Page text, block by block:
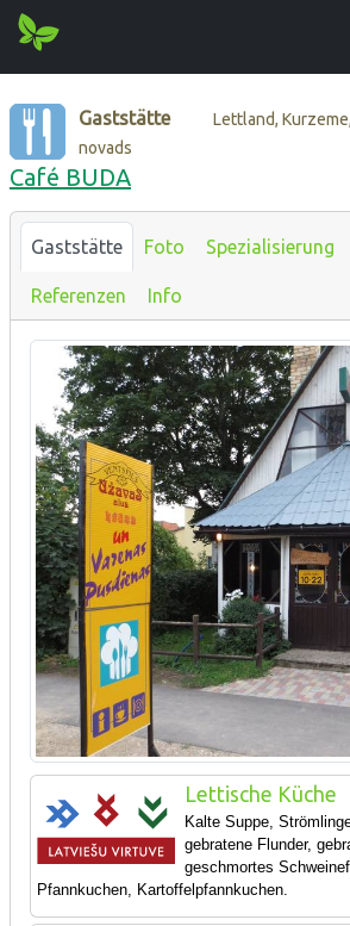
Gaststätte
Lettland,
novads
Café BUDA
Gaststätte Foto Spezialisierung
Referenzen Info
Lettische Küche
Kalte Suppe,
gebratene Flunder,
geschmortes
Pfannkuchen, Kartoffelpfannkuchen.